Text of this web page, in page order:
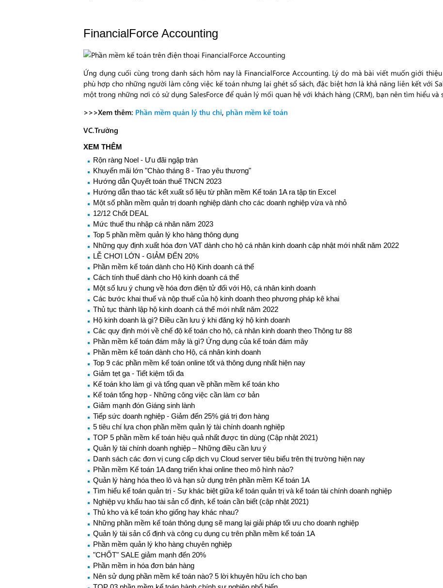
FinancialForce Accounting
Ứng dụng cuối cùng trong danh sách hôm nay là FinancialForce Accounting. Lý do mà bài viết muốn giới
phù hợp cho những người làm công việc kế toán nhưng lại ghét sổ sách, đặc biệt hơn là khả năng liên kết với
một trong những nơi có sử dụng SalesForce để quản lý mối quan hệ với khách hàng (CRM), bạn nên tìm hiểu
>>>Xem thêm: Phần mềm quản lý thu chi, phần mềm kế toán
VC.Trường
XEM THÊM
Rộn ràng Noel - Ưu đãi ngập tràn
Khuyến mãi lớn "Chào tháng 8 - Trao yêu thương"
Hướng dẫn Quyết toán thuế TNCN 2023
Hướng dẫn thao tác kết xuất số liệu từ phần mềm Kế toán 1A ra tập tin Excel
Một số phần mềm quản trị doanh nghiệp dành cho các doanh nghiệp vừa và nhỏ
12/12 Chốt DEAL
Mức thuế thu nhập cá nhân năm 2023
Top 5 phần mềm quản lý kho hàng thông dụng
Những quy định xuất hóa đơn VAT dành cho hộ cá nhân kinh doanh cập nhật mới nhất năm 2022
LỄ CHƠI LỚN - GIẢM ĐẾN 20%
Phần mềm kế toán dành cho Hộ Kinh doanh cá thể
Cách tính thuế dành cho Hộ kinh doanh cá thể
Một số lưu ý chung về hóa đơn điện tử đối với Hộ, cá nhân kinh doanh
Các bước khai thuế và nộp thuế của hộ kinh doanh theo phương pháp kê khai
Thủ tục thành lập hộ kinh doanh cá thể mới nhất năm 2022
Hộ kinh doanh là gì? Điều cần lưu ý khi đăng ký hộ kinh doanh
Các quy định mới về chế độ kế toán cho hộ, cá nhân kinh doanh theo Thông tư 88
Phần mềm kế toán đám mây là gì? Ứng dụng của kế toán đám mây
Phần mềm kế toán dành cho Hộ, cá nhân kinh doanh
Top 9 các phần mềm kế toán online tốt và thông dụng nhất hiện nay
Giảm tẹt ga - Tiết kiệm tối đa
Kế toán kho làm gì và tổng quan về phần mềm kế toán kho
Kế toán tổng hợp - Những công việc cần làm cơ bản
Giảm mạnh đón Giáng sinh lành
Tiếp sức doanh nghiệp - Giảm đến 25% giá trị đơn hàng
5 tiêu chí lựa chọn phần mềm quản lý tài chính doanh nghiệp
TOP 5 phần mềm kế toán hiệu quả nhất được tin dùng (Cập nhật 2021)
Quản lý tài chính doanh nghiệp – Những điều cần lưu ý
Danh sách các đơn vị cung cấp dịch vụ Cloud server tiêu biểu trên thị trường hiện nay
Phần mềm Kế toán 1A đang triển khai online theo mô hình nào?
Quản lý hàng hóa theo lô và hạn sử dụng trên phần mềm Kế toán 1A
Tìm hiểu kế toán quản trị - Sự khác biệt giữa kế toán quản trị và kế toán tài chính doanh nghiệp
Nghiệp vụ khấu hao tài sản cố định, kế toán cần biết (cập nhật 2021)
Thủ kho và kế toán kho giống hay khác nhau?
Những phần mềm kế toán thông dụng sẽ mang lại giải pháp tối ưu cho doanh nghiệp
Quản lý tài sản cố định và công cụ dụng cụ trên phần mềm kế toán 1A
Phần mềm quản lý kho hàng chuyên nghiệp
"CHỐT" SALE giảm mạnh đến 20%
Phần mềm in hóa đơn bán hàng
Nên sử dụng phần mềm kế toán nào? 5 lời khuyên hữu ích cho bạn